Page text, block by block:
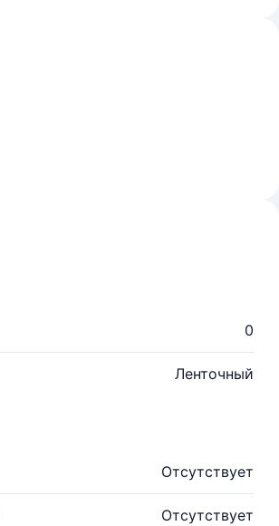
0
Ленточный
Отсутствует
Отсутствует